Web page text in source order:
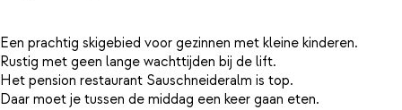
Een prachtig skigebied voor gezinnen met kleine kinderen.
Rustig met geen lange wachttijden bij de lift.
Het pension restaurant Sauschneideralm is top.
Daar moet je tussen de middag een keer gaan eten.